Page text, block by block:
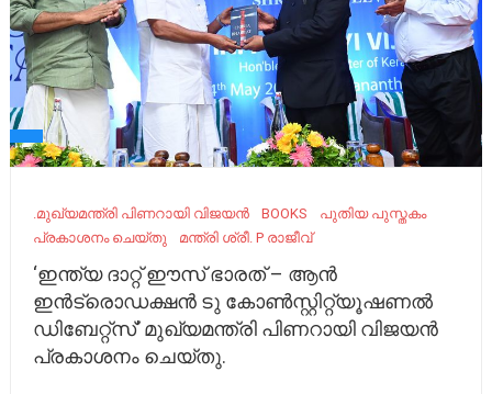
.മുഖ്യമന്ത്രി പിണറായി വിജയൻ BOOKS
പുതിയ പുസ്തകം
പ്രകാശനം ചെയ്തു
മന്ത്രി ശ്രീ. P രാജീവ്
‘ഇന്ത്യ ദാറ്റ് ഈസ് ഭാരത് – ആൻ
ഇൻട്രൊഡക്ഷൻ ടു കോൺസ്റ്റിറ്റ്യൂഷണൽ
ഡിബേറ്റ്സ്’ മുഖ്യമന്ത്രി പിണറായി വിജയൻ
പ്രകാശനം ചെയ്തു.